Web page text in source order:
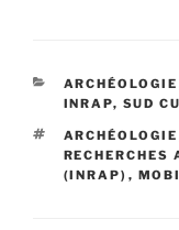
CATÉGORIES
ARCHÉOLOGIE
INRAP, SUD
ÉTIQUETTES
ARCHÉOLOGIE
RECHERCHES
(INRAP) ,